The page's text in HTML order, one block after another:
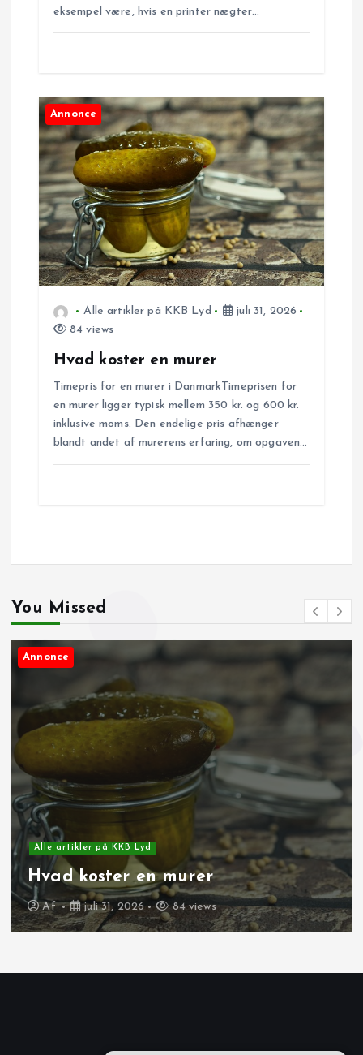
eksempel være, hvis en printer nægter…
Annonce
Alle artikler på KKB Lyd
juli 31, 2026
84 views
Hvad koster en murer
Timepris for en murer i DanmarkTimeprisen for
en murer ligger typisk mellem 350 kr. og 600 kr.
inklusive moms. Den endelige pris afhænger
blandt andet af murerens erfaring, om opgaven…
You Missed
Alle artikler på KKB Lyd
Glem krak: Fremtidens kort og
vejvisning på mobilen
Af juni 10, 2026 266 views
Annonce